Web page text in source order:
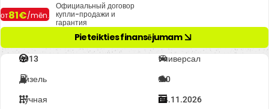
от81€/mēn.
Официальный договор
купли-продажи и
гарантия
Pieteikties finansējumam
2013 Универсал
Дизель 2.0
Ручная 04.11.2026